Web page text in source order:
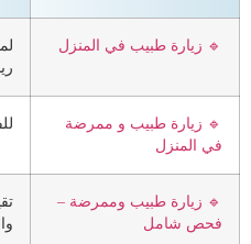
🔹 زيارة طبيب في المنزل
🔹 زيارة طبيب و ممرضة
في المنزل
🔹 زيارة طبيب وممرضة –
فحص شامل